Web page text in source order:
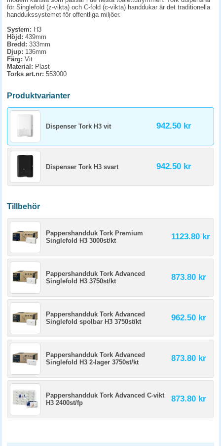
för Singlefold (z-vikta) och C-fold (c-vikta) handdukar är det traditionella
handdukssystemet för offentliga miljöer.
System: H3
Höjd: 439mm
Bredd: 333mm
Djup: 136mm
Färg: Vit
Material: Plast
Torks art.nr: 553000
Produktvarianter
Dispenser Tork H3 vit 942.50 kr
Dispenser Tork H3 svart 942.50 kr
Tillbehör
Pappershandduk Tork Premium
Singlefold H3 3000st/kt
1123.80 kr
Pappershandduk Tork Advanced
Singlefold H3 3750st/kt
873.80 kr
Pappershandduk Tork Advanced
Singlefold spolbar H3 3750st/kt
962.50 kr
Pappershandduk Tork Advanced
Singlefold H3 2-lager 3750st/kt
873.80 kr
Pappershandduk Tork Advanced C-vikt
H3 2400st/fp
873.80 kr